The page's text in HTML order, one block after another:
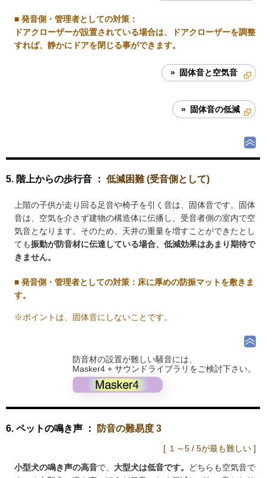
■ 発音側・管理者としての対策 ：
ドアクローザーが設置されている場合は、ドアクローザーを調整
すれば、静かにドアを閉じる事ができます。
» 固体音と空気音
» 固体音の低減
5. 階上からの歩行音 ： 低減困難 (受音側として)
上階の子供が走り回る足音や椅子を引く音は、固体音です。固体
音は、空気を介さず建物の構造体に伝播し、受音者側の室内で空
気音となります。そのため、天井の重量を増すことができたとし
ても振動が防音材に伝達している場合、低減効果はあまり期待で
きません。
■ 発音側・管理者としての対策 ：床に厚めの防振マットを敷きま
す。
※ポイントは、固体音にしないことです。
防音材の設置が難しい騒音には、
Masker4 + サウンドライブラリをご検討下さい。
6. ペットの鳴き声 ： 防音の難易度 3
[ １～5 / 5が最も難しい ]
小型犬の鳴き声の高音で、 大型犬は低音です。
どちらも空気音で